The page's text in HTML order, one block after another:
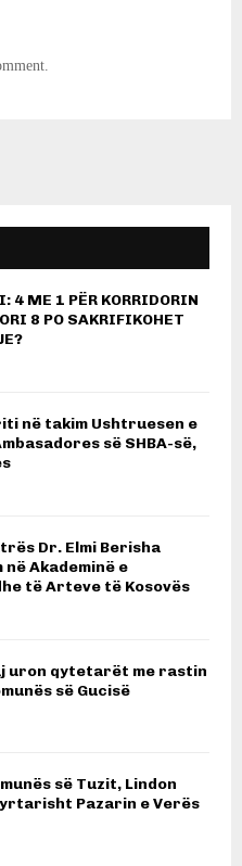
4 ME 1 PËR KORRIDORIN
8 PO SAKRIFIKOHET
në takim Ushtruesen e
së SHBA-së,
Dr. Elmi Berisha
Akademinë e
të Arteve të Kosovës
uron qytetarët me rastin
së Gucisë
së Tuzit, Lindon
Pazarin e Verës